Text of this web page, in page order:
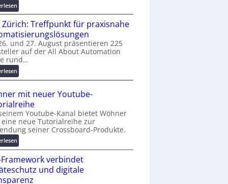
:
K
M
U
i
n
d
r
o
s
t
e
n
f
a
l
l
e
Zürich: Treffpunkt für praxisnahe
und 27. August präsentieren 225
auf der All About Automation
rund…
:
A
A
Z
ü
r
i
c
:
T
r
mit neuer Youtube-
Youtube-Kanal bietet Wöhner
neue Tutorialreihe zur
seiner Crossboard-Produkte.
:
W
ö
h
n
Framework verbindet
und digitale